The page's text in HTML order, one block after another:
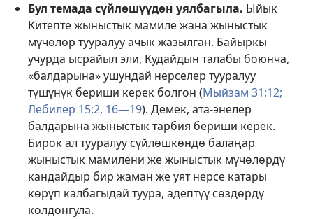
Бул темада сүйлөшүүдөн уялбагыла. Ыйык
Китепте жыныстык мамиле жана жыныстык
мүчөлөр тууралуу ачык жазылган. Байыркы
учурда ысрайыл эли, Кудайдын талабы боюнча,
«балдарына» ушундай нерселер тууралуу
түшүнүк бериши керек болгон (Мыйзам 31:12;
Лебилер 15:2, 16—19). Демек, ата-энелер
балдарына жыныстык тарбия бериши керек.
Бирок ал тууралуу сүйлөшкөндө балаңар
жыныстык мамилени же жыныстык мүчөлөрдү
кандайдыр бир жаман же уят нерсе катары
көрүп калбагыдай туура, адептүү сөздөрдү
колдонгула.